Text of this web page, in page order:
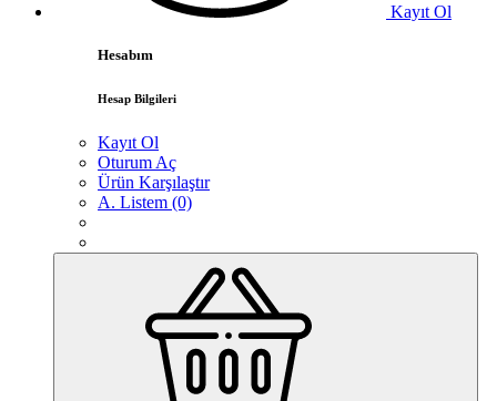
Kayıt Ol
Hesabım
Hesap Bilgileri
Kayıt Ol
Oturum Aç
Ürün Karşılaştır
A. Listem (0)